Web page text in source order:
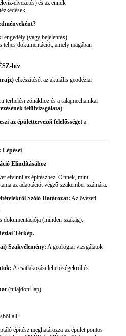
elvezetés) és az ennek
engedély (vagy bejelentés)
teljes dokumentációt, amely magában
hez.
elkészítését az aktuális geodéziai
terhelési zónákhoz és a talajmechanikai
felülvizsgálata).
az épülettervezői felelősséget a
Lépései
Elindításához
elvinni az építészhez. Önnek, mint
az adaptációt végző szakember számára:
Szóló Határozat: Az övezeti
dokumentációja (minden szakág).
Térkép.
Szakvélemény: A geológiai vizsgálatok
A csatlakozási lehetőségekről és
(tulajdoni lap).
áll:
építész meghatározza az épület pontos